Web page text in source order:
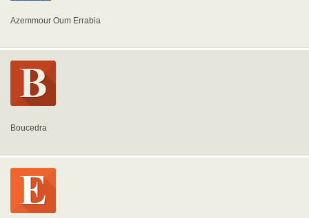
Azemmour Oum Errabia
Boucedra